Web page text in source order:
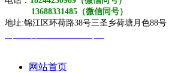
13688331485（微信同号）
地址:锦江区环荷路38号三圣乡荷塘月色88号
网站首页